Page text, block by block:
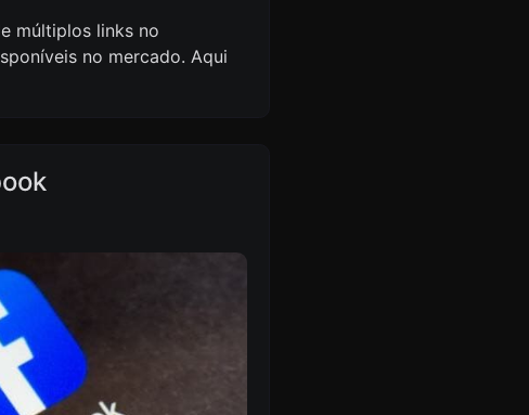
múltiplos links no
no mercado. Aqui